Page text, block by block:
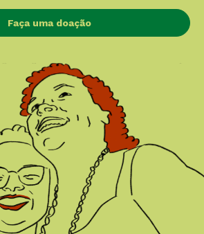
Faça uma doação